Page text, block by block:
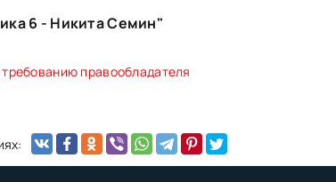
6 - Никита Семин"
правообладателя